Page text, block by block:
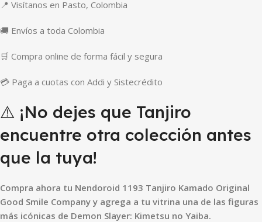
📍 Visítanos en Pasto, Colombia
🚚 Envíos a toda Colombia
🛒 Compra online de forma fácil y segura
💳 Paga a cuotas con Addi y Sistecrédito
⚠️ ¡No dejes que Tanjiro
encuentre otra colección antes
que la tuya!
Compra ahora tu Nendoroid 1193 Tanjiro Kamado Original
Good Smile Company y agrega a tu vitrina una de las figuras
más icónicas de Demon Slayer: Kimetsu no Yaiba.